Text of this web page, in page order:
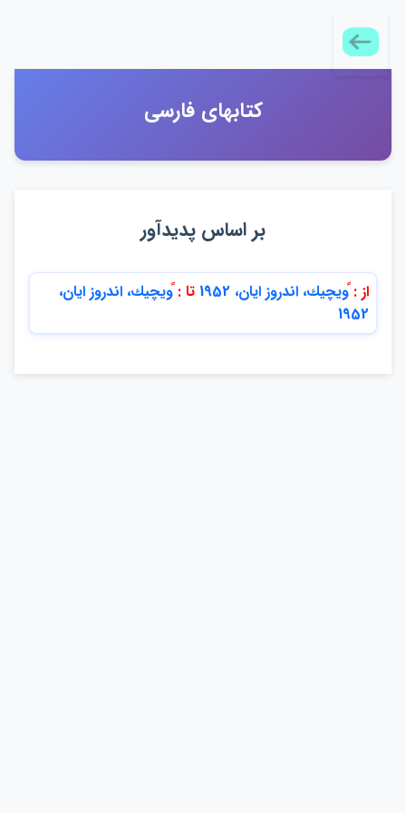
كتابهاي فارسي
بر اساس پديدآور
از :ًويچيك، اندروز ايان، 1952 تا :ًويچيك، اندروز ايان،
1952